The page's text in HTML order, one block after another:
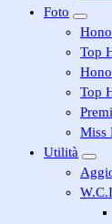
Foto
Top
Top
Miss
Utilità